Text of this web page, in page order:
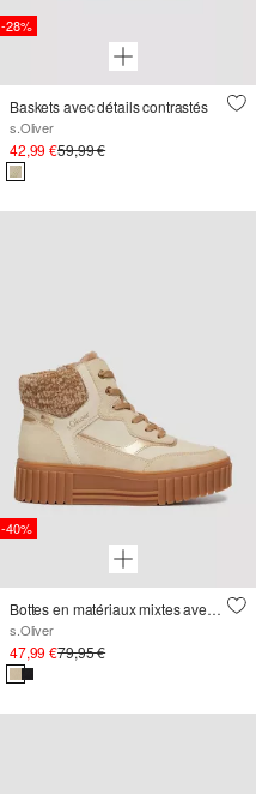
-28%
Baskets avec détails contrastés
s.Oliver
42,99 €59,99 €
-40%
Bottes en matériaux mixtes avec semelle compensée
s.Oliver
47,99 €79,95 €